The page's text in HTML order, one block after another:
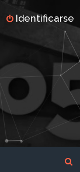
Identificarse